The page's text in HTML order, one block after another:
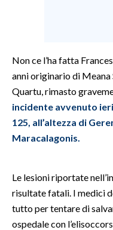
SALUTE
SARDEGNA TURISMO
SARDI NEL MONDO
NOTIZIE
#CARAUNIONE
3 MINUTI CON
Non ce l’ha fatta
anni originario di Meana
Quartu, rimasto
incidente avvenuto
125, all’altezza di
Maracalagonis.
Le lesioni riportate
risultate fatali. I medici
tutto per tentare di
ospedale con